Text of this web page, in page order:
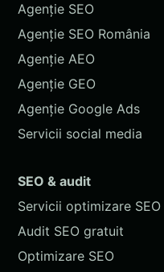
Agenție SEO
Agenție SEO România
Agenție AEO
Agenție GEO
Agenție Google Ads
Servicii social media
SEO & audit
Servicii optimizare SEO
Audit SEO gratuit
Optimizare SEO